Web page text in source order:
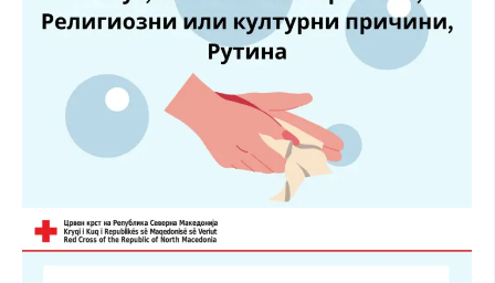
КРВОДАРИТЕЛСТВО
ИНФОРМАЦИИ ЗА БОЛЕСТИ
МЕНАЏМЕНТ НА ВОЛОНТЕРИ
ДЕЈСТВУВАЊЕ